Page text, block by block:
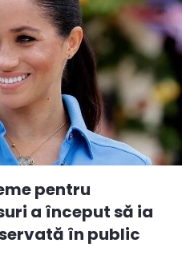
pentru
a început să ia
în public